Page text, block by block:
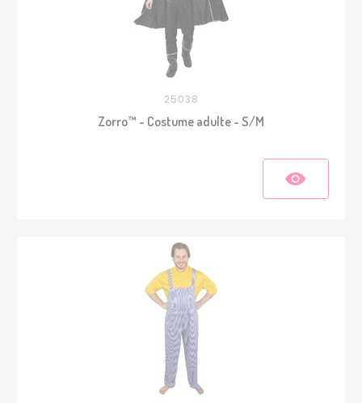
25038
Zorro™ - Costume adulte - S/M